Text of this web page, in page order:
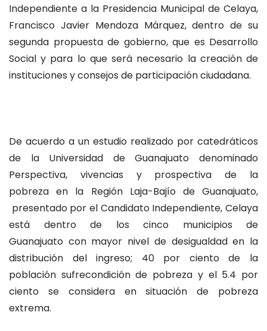
Independiente a la Presidencia Municipal de Celaya,
Francisco Javier Mendoza Márquez, dentro de su
segunda propuesta de gobierno, que es Desarrollo
Social y para lo que será necesario la creación de
instituciones y consejos de participación ciudadana.
De acuerdo a un estudio realizado por catedráticos
de la Universidad de Guanajuato denominado
Perspectiva, vivencias y prospectiva de la
pobreza en la Región Laja-Bajío de Guanajuato,
presentado por el Candidato Independiente, Celaya
está dentro de los cinco municipios de
Guanajuato con mayor nivel de desigualdad en la
distribución del ingreso; 40 por ciento de la
población sufrecondición de pobreza y el 5.4 por
ciento se considera en situación de pobreza
extrema.